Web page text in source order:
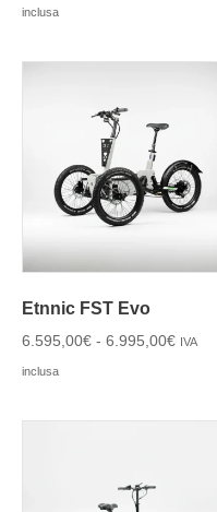
inclusa
Etnnic FST Evo
6.595,00€ - 6.995,00€ IVA
inclusa